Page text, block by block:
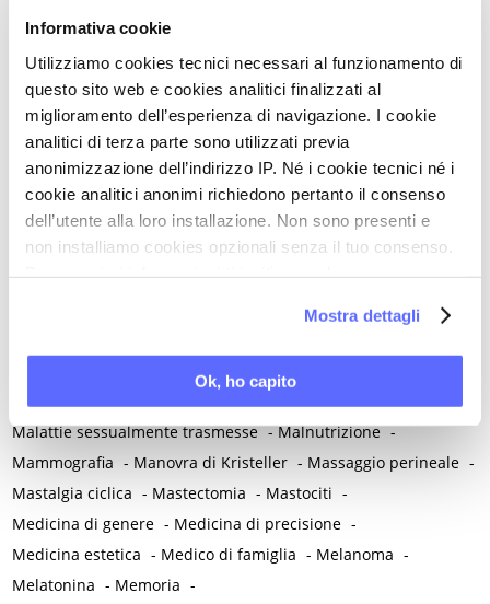
Informativa cookie
Utilizziamo cookies tecnici necessari al funzionamento di
questo sito web e cookies analitici finalizzati al
miglioramento dell’esperienza di navigazione. I cookie
analitici di terza parte sono utilizzati previa
anonimizzazione dell’indirizzo IP. Né i cookie tecnici né i
cookie analitici anonimi richiedono pertanto il consenso
dell’utente alla loro installazione. Non sono presenti e
non installiamo cookies opzionali senza il tuo consenso.
Mostra dettagli
Ok, ho capito
Legislazione -
Lesioni intraepiteliali squamose di alto grado della vulva -
Lichen planus -Lichen sclerosus -Lichen simplex chronicus
Linee guida cliniche -Linfedema - Linfoma di Hodgkin -
Long Covid Lubrificazione vaginale
Lupus eritematoso sistemico -Luteolina -Lutto
M
Magnesio -Mal di schiena -Malattia infiammatoria cronica
Malattia infiammatoria pelvica -Malattia reumatica -
Malattie autoimmuni -
-Malattie neurologiche
Malattie neuropsichiatriche -Malattie reumatiche -
Malattie sessualmente trasmesse -Malnutrizione -
Mammografia - Manovra di Kristeller - Massaggio perineale -
Mastalgia ciclica - Mastectomia - Mastociti -
Medicina di genere - Medicina di precisione -
Medicina estetica - Medico di famiglia - Melanoma -
Melatonina - Memoria -